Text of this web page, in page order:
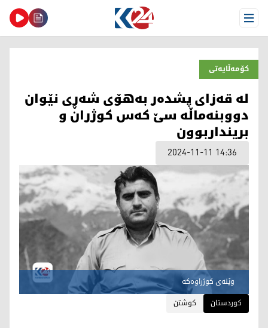
Open Menu
کۆمەڵایەتی
لە قەزای پشدەر بەهۆی شەڕی نێوان
دووبنەماڵە سێ کەس کوژران و
برینداربوون
2024-11-11 14:36
وێنەی کوژراوەکە
کوردستان
کوشتن